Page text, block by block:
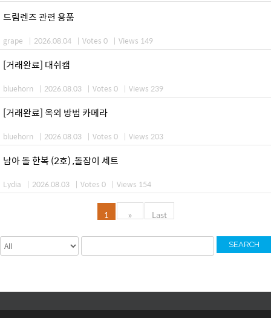
드림렌즈 관련 용품
grape | 2026.08.04 | Votes 0 | Views 149
[거래완료] 대쉬캠
bluehorn | 2026.08.03 | Votes 0 | Views 239
[거래완료] 옥외 방범 카메라
bluehorn | 2026.08.03 | Votes 0 | Views 203
남아 돌 한복 (2호) ,돌잡이 세트
Lydia | 2026.08.03 | Votes 0 | Views 154
1 » Last
SEARCH